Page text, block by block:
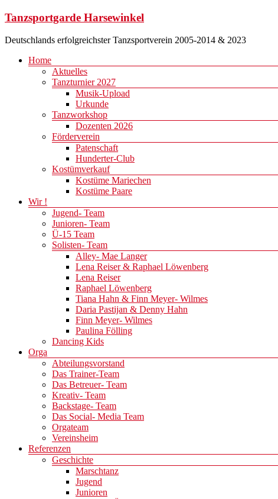
Zum
springen
Tanzsportgarde Harsewinkel
Deutschlands erfolgreichster Tanzsportverein 2005-2014 & 2023
Menü
Home
Aktuelles
Tanzturnier 2027
Musik-Upload
Urkunde
Tanzworkshop
Dozenten 2026
Förderverein
Patenschaft
Hunderter-Club
Kostümverkauf
Kostüme Mariechen
Kostüme Paare
Wir !
Jugend- Team
Junioren- Team
Ü-15 Team
Solisten- Team
Alley- Mae Langer
Lena Reiser & Raphael Löwenberg
Lena Reiser
Raphael Löwenberg
Tiana Hahn & Finn Meyer- Wilmes
Daria Pastijan & Denny Hahn
Finn Meyer- Wilmes
Paulina Fölling
Dancing Kids
Orga
Abteilungsvorstand
Das Trainer-Team
Das Betreuer- Team
Kreativ- Team
Backstage- Team
Das Social- Media Team
Orgateam
Vereinsheim
Referenzen
Geschichte
Marschtanz
Jugend
Junioren